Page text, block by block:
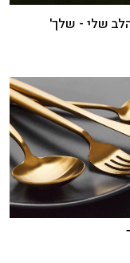
שלי - שלך'